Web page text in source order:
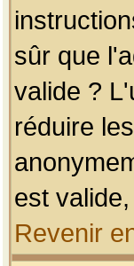
sûr que
valide ?
réduire
est
Revenir